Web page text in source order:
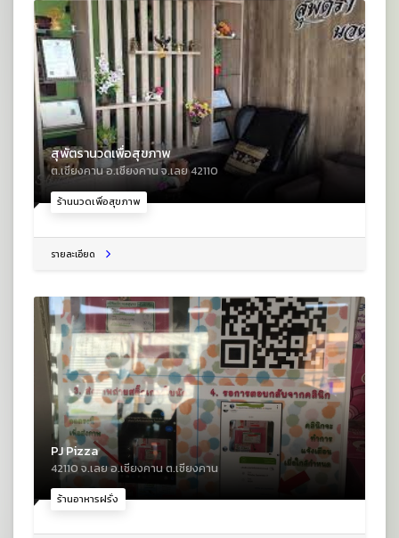
ร้านนวดเพื่อสุขภาพ
สุพัตรานวดเพื่อสุขภาพ
ต.เชียงคาน อ.เชียงคาน จ.เลย 42110
รายละเอียด
ร้านอาหารฝรั่ง
PJ Pizza
42110 จ.เลย อ.เชียงคาน ต.เชียงคาน